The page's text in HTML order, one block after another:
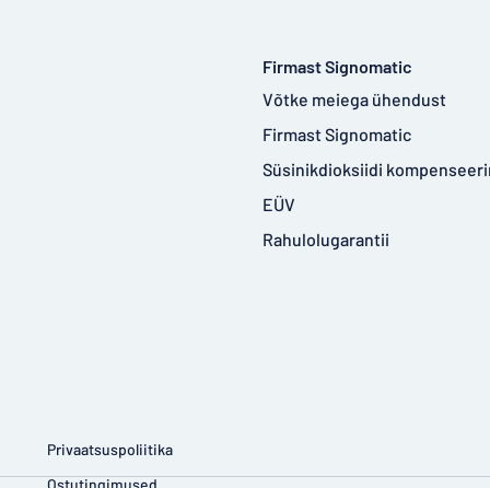
Firmast Signomatic
Võtke meiega ühendust
Firmast Signomatic
Süsinikdioksiidi
EÜV
Rahulolugarantii
Privaatsuspoliitika
Ostutingimused